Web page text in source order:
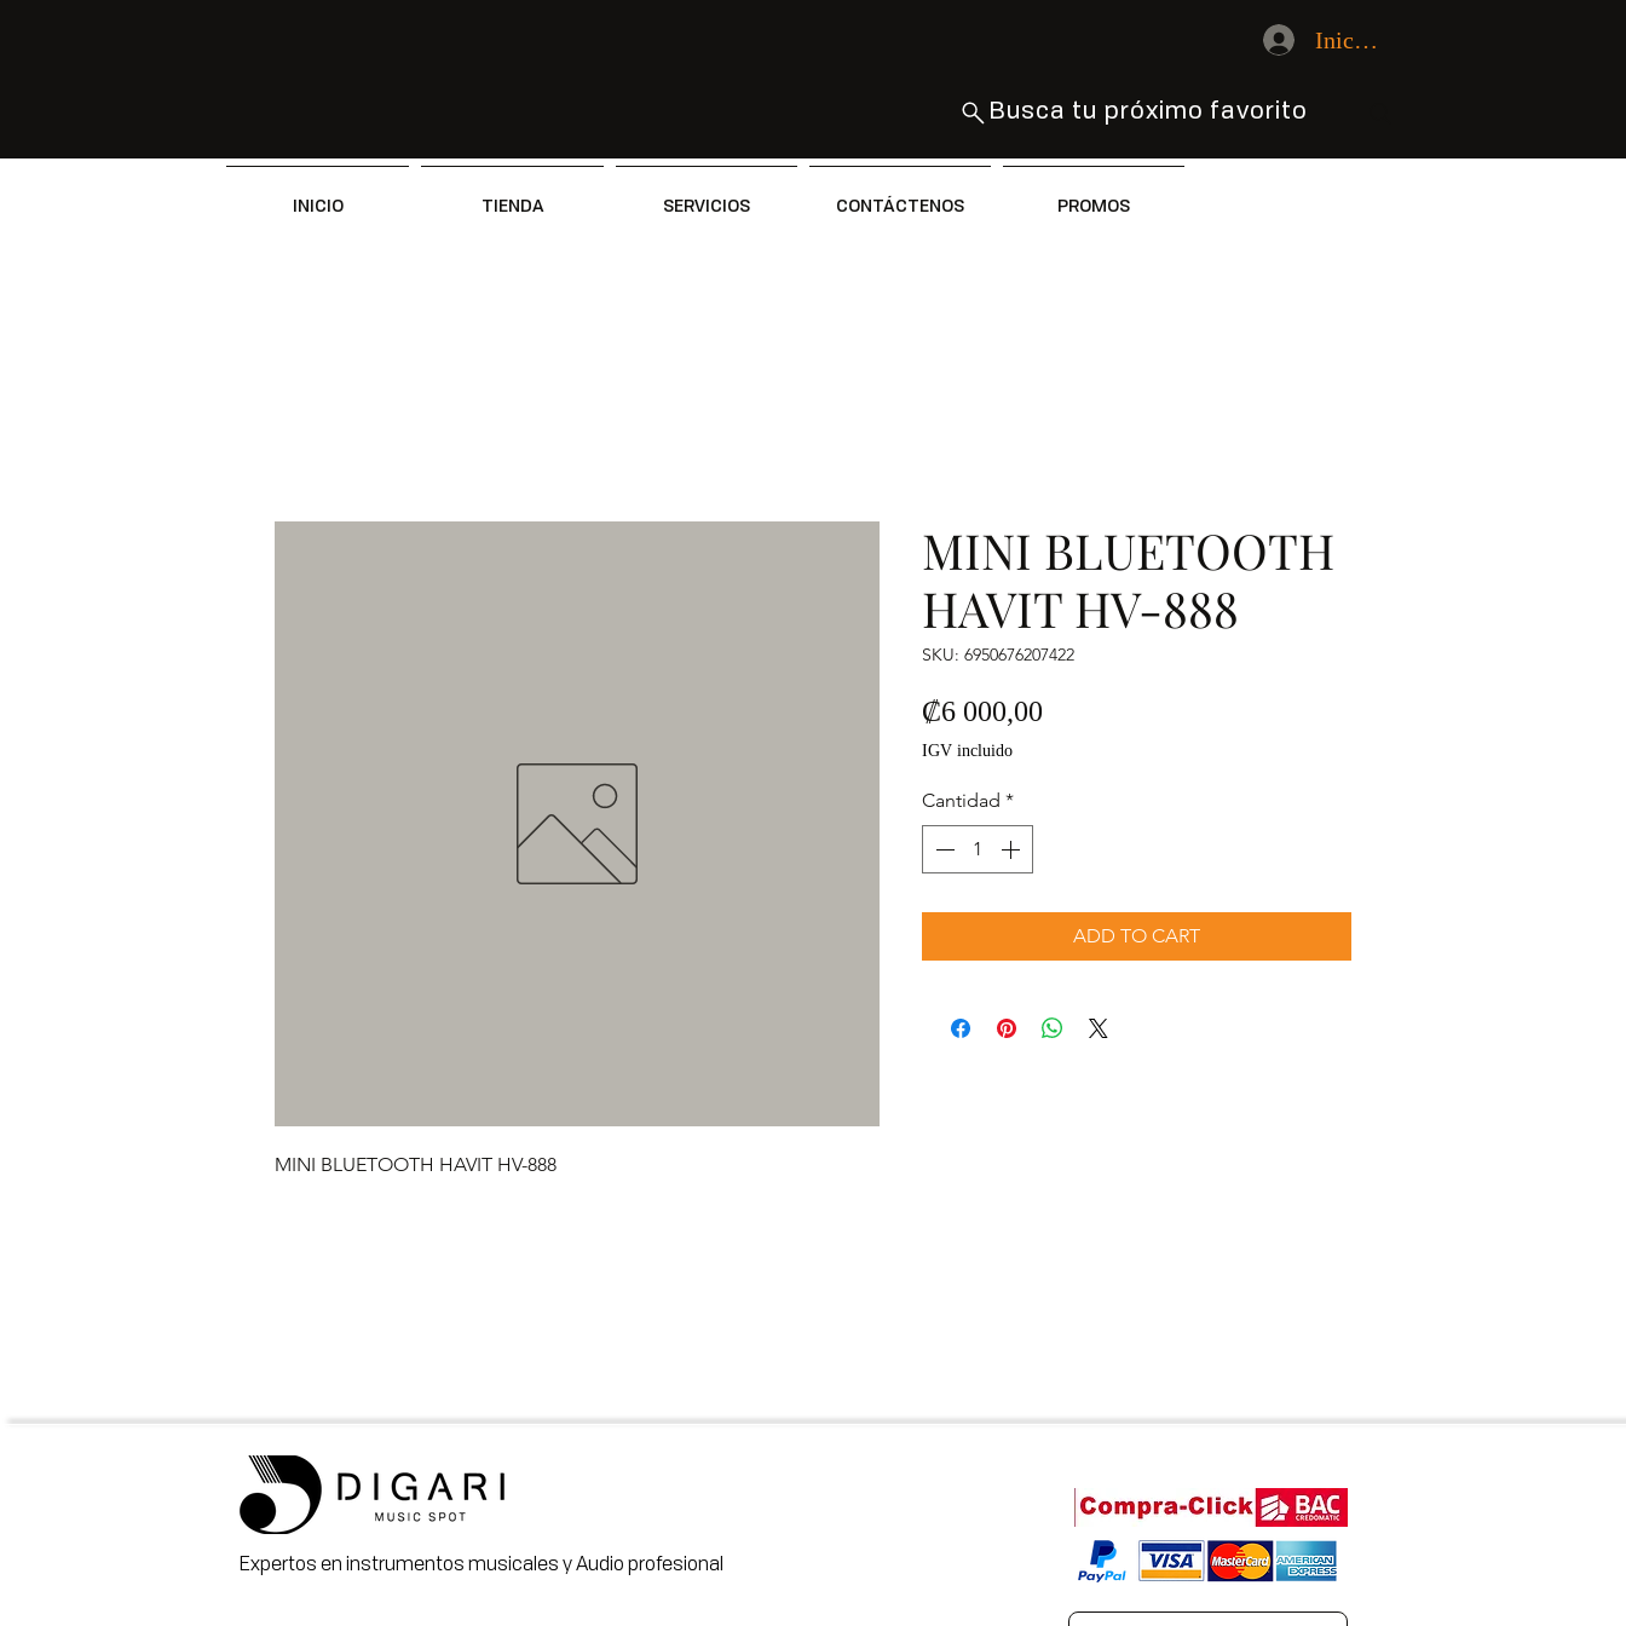
Iniciar sesión
Busca tu próximo favorito
INICIO TIENDA SERVICIOS CONTÁCTENOS PROMOS
MINI BLUETOOTH HAVIT HV-888
MINI BLUETOOTH
HAVIT HV-888
SKU: 6950676207422
₡6 000,00
IGV incluido
Cantidad *
ADD TO CART
Expertos en instrumentos musicales y Audio profesional